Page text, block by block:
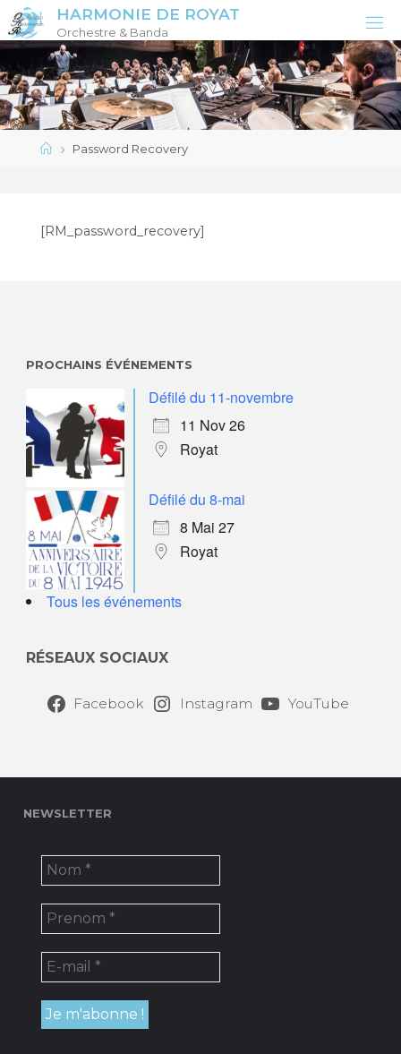
Skip
to
content
HARMONIE DE ROYAT
Orchestre & Banda
HomePassword Recovery
[RM_password_recovery]
PROCHAINS ÉVÉNEMENTS
Défilé du 11-novembre
11 Nov 26
Royat
Défilé du 8-mai
8 Mai 27
Royat
Tous les événements
RÉSEAUX SOCIAUX
Facebook Instagram YouTube
NEWSLETTER